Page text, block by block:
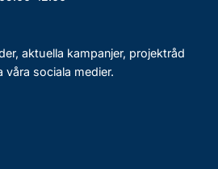
aktuella kampanjer, projektråd
sociala medier.